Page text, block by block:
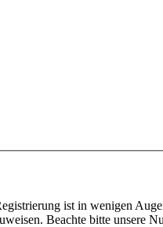
ist in wenigen
Beachte bitte unsere